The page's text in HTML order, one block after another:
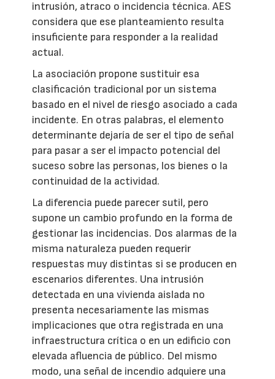
intrusión, atraco o incidencia técnica. AES
considera que ese planteamiento resulta
insuficiente para responder a la realidad
actual.
La asociación propone sustituir esa
clasificación tradicional por un sistema
basado en el nivel de riesgo asociado a cada
incidente. En otras palabras, el elemento
determinante dejaría de ser el tipo de señal
para pasar a ser el impacto potencial del
suceso sobre las personas, los bienes o la
continuidad de la actividad.
La diferencia puede parecer sutil, pero
supone un cambio profundo en la forma de
gestionar las incidencias. Dos alarmas de la
misma naturaleza pueden requerir
respuestas muy distintas si se producen en
escenarios diferentes. Una intrusión
detectada en una vivienda aislada no
presenta necesariamente las mismas
implicaciones que otra registrada en una
infraestructura crítica o en un edificio con
elevada afluencia de público. Del mismo
modo, una señal de incendio adquiere una